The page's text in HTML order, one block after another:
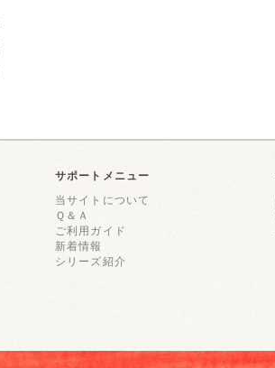
サポートメニュー
当サイトについて
Ｑ＆Ａ
ご利用ガイド
新着情報
シリーズ紹介